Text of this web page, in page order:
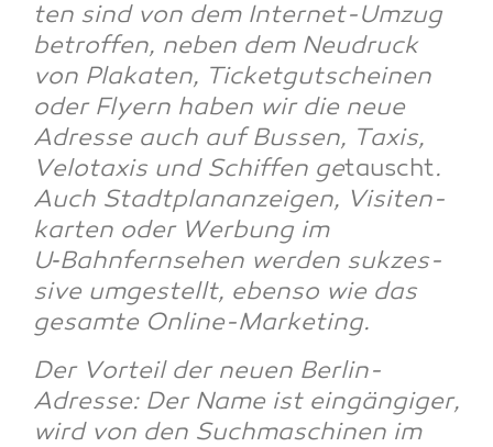
ten sind von dem Inter­net-Umzug
betrof­fen, neben dem Neu­druck
von Pla­ka­ten, Ticket­gut­schei­nen
oder Fly­ern haben wir die neue
Adres­se auch auf Bus­sen, Taxis,
Velo­ta­xis und Schif­fen getauscht.
Auch Stadt­pla­nan­zei­gen, Visi­ten­
kar­ten oder Wer­bung im
U‑Bahnfernsehen wer­den suk­zes­
si­ve umge­stellt, eben­so wie das
gesam­te Online-Marketing.
Der Vor­teil der neu­en Ber­lin-
Adres­se: Der Name ist ein­gän­gi­ger,
wird von den Such­ma­schi­nen im